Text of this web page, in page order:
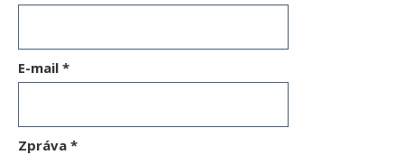
E-mail *
Zpráva *